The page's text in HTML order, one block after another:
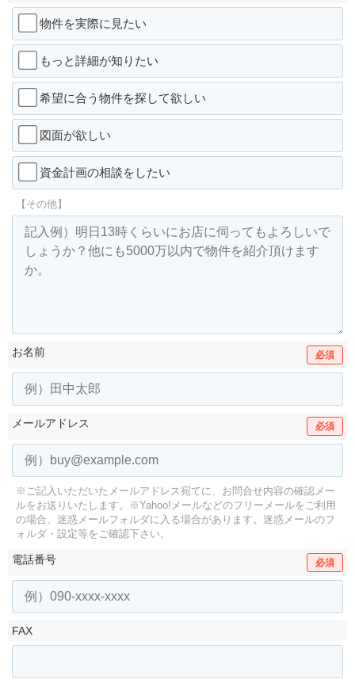
物件を実際に見たい
もっと詳細が知りたい
希望に合う物件を探して欲しい
図面が欲しい
資金計画の相談をしたい
【その他】
お名前 必須
メールアドレス 必須
※ご記入いただいたメールアドレス宛てに、お問合せ内容の確認メー
ルをお送りいたします。
※Yahoo!メールなどのフリーメールをご利用
の場合、迷惑メールフォルダに入る場合があります。 迷惑メールのフ
ォルダ・設定等をご確認下さい。
電話番号 必須
FAX